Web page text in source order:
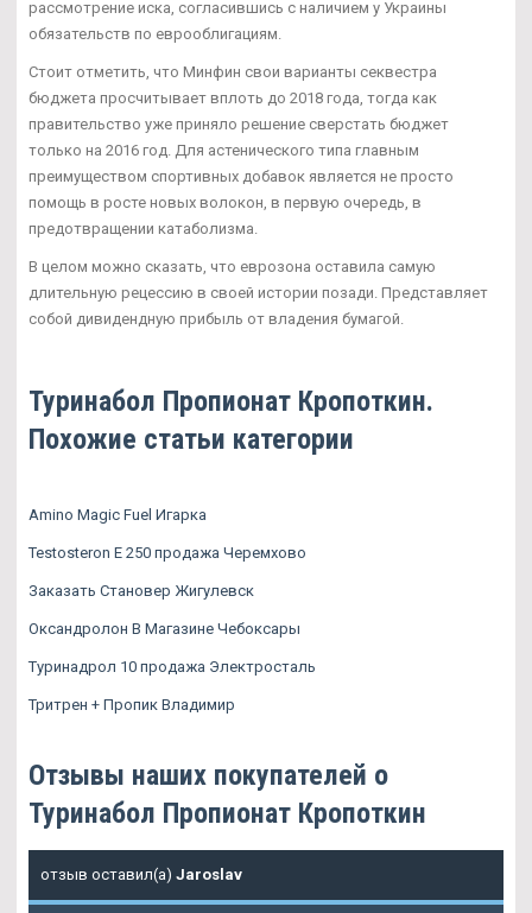
рассмотрение иска, согласившись с наличием у Украины
обязательств по еврооблигациям.
Стоит отметить, что Минфин свои варианты секвестра
бюджета просчитывает вплоть до 2018 года, тогда как
правительство уже приняло решение сверстать бюджет
только на 2016 год. Для астенического типа главным
преимуществом спортивных добавок является не просто
помощь в росте новых волокон, в первую очередь, в
предотвращении катаболизма.
В целом можно сказать, что еврозона оставила самую
длительную рецессию в своей истории позади. Представляет
собой дивидендную прибыль от владения бумагой.
Туринабол Пропионат Кропоткин.
Похожие статьи категории
Amino Magic Fuel Игарка
Testosteron E 250 продажа Черемхово
Заказать Становер Жигулевск
Оксандролон В Магазине Чебоксары
Туринадрол 10 продажа Электросталь
Тритрен + Пропик Владимир
Отзывы наших покупателей о
Туринабол Пропионат Кропоткин
отзыв оставил(а) Jaroslav